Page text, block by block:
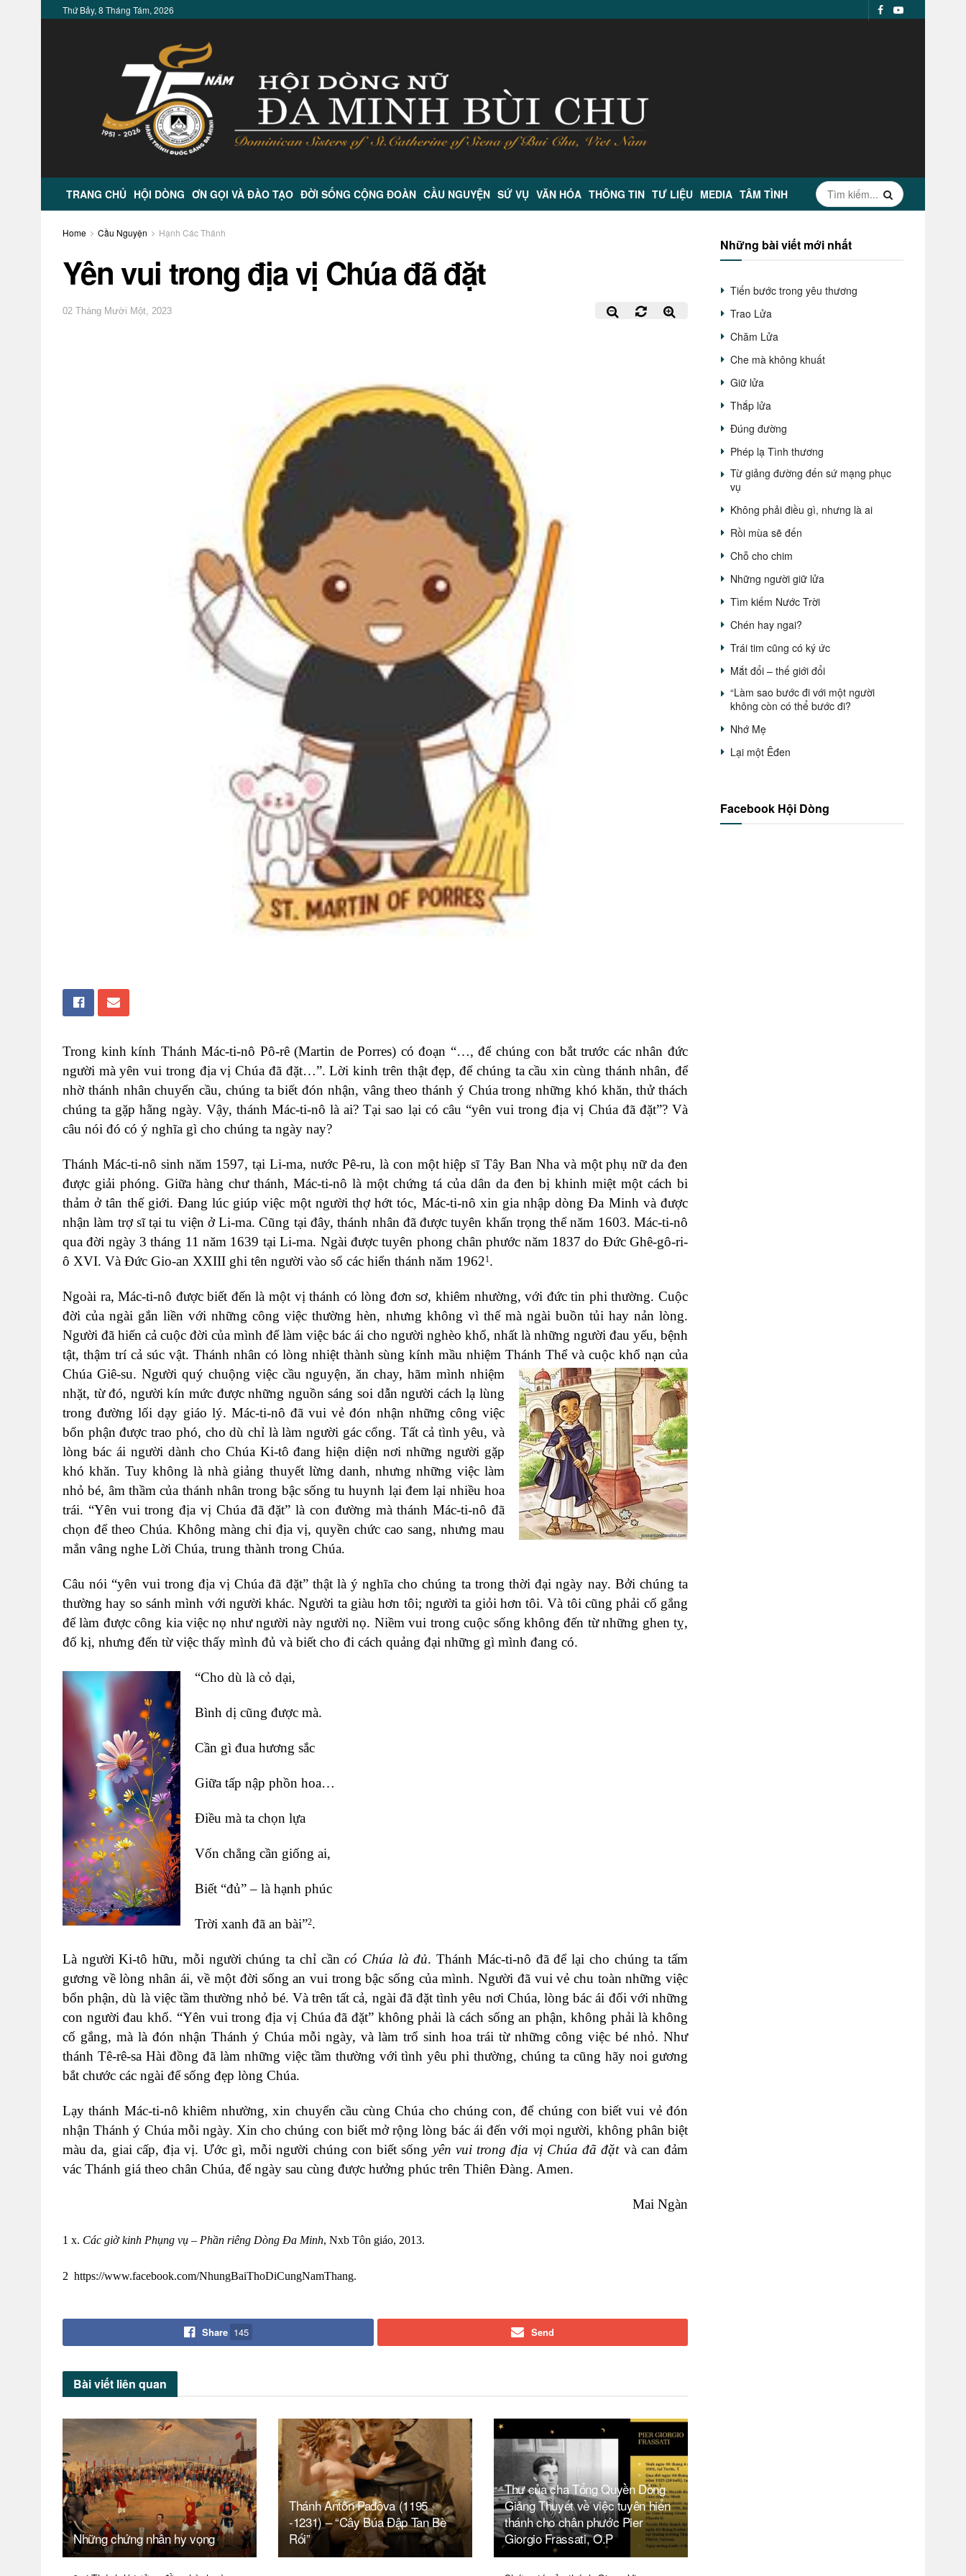
Thứ Bảy, 8 Tháng Tám, 2026
TRANG CHỦ HỘI DÒNG ƠN GỌI VÀ ĐÀO TẠO ĐỜI SỐNG CỘNG ĐOÀN CẦU NGUYỆN SỨ VỤ VĂN HÓA THÔNG TIN TƯ LIỆU MEDIA TÂM TÌNH
Home Cầu Nguyện Hạnh Các Thánh
Yên vui trong địa vị Chúa đã đặt
02 Tháng Mười Một, 2023
Trong kinh kính Thánh Mác-ti-nô Pô-rê (Martin de Porres) có đoạn “…, để chúng con bắt trước các nhân đức
người mà yên vui trong địa vị Chúa đã đặt…”. Lời kinh trên thật đẹp, để chúng ta cầu xin cùng thánh nhân, để
nhờ thánh nhân chuyển cầu, chúng ta biết đón nhận, vâng theo thánh ý Chúa trong những khó khăn, thử thách
chúng ta gặp hằng ngày. Vậy, thánh Mác-ti-nô là ai? Tại sao lại có câu “yên vui trong địa vị Chúa đã đặt”? Và
câu nói đó có ý nghĩa gì cho chúng ta ngày nay?
Thánh Mác-ti-nô sinh năm 1597, tại Li-ma, nước Pê-ru, là con một hiệp sĩ Tây Ban Nha và một phụ nữ da đen
được giải phóng. Giữa hàng chư thánh, Mác-ti-nô là một chứng tá của dân da đen bị khinh miệt một cách bi
thảm ở tân thế giới. Đang lúc giúp việc một người thợ hớt tóc, Mác-ti-nô xin gia nhập dòng Đa Minh và được
nhận làm trợ sĩ tại tu viện ở Li-ma. Cũng tại đây, thánh nhân đã được tuyên khấn trọng thể năm 1603. Mác-ti-nô
qua đời ngày 3 tháng 11 năm 1639 tại Li-ma. Ngài được tuyên phong chân phước năm 1837 do Đức Ghê-gô-ri-
ô XVI. Và Đức Gio-an XXIII ghi tên người vào sổ các hiển thánh năm 19621.
Ngoài ra, Mác-ti-nô được biết đến là một vị thánh có lòng đơn sơ, khiêm nhường, với đức tin phi thường. Cuộc
đời của ngài gắn liền với những công việc thường hèn, nhưng không vì thế mà ngài buồn tủi hay nản lòng.
Người đã hiến cả cuộc đời của mình để làm việc bác ái cho người nghèo khổ, nhất là những người đau yếu, bệnh
tật, thậm trí cả súc vật. Thánh nhân có lòng nhiệt thành sùng kính mầu nhiệm Thánh Thể và cuộc khổ nạn của
Chúa Giê-su. Người quý chuộng việc cầu nguyện, ăn chay, hãm mình nhiệm
nhặt, từ đó, người kín mức được những nguồn sáng soi dẫn người cách lạ lùng
trong đường lối dạy giáo lý. Mác-ti-nô đã vui vẻ đón nhận những công việc
bổn phận được trao phó, cho dù chỉ là làm người gác cổng. Tất cả tình yêu, và
lòng bác ái người dành cho Chúa Ki-tô đang hiện diện nơi những người gặp
khó khăn. Tuy không là nhà giảng thuyết lừng danh, nhưng những việc làm
nhỏ bé, âm thầm của thánh nhân trong bậc sống tu huynh lại đem lại nhiều hoa
trái. “Yên vui trong địa vị Chúa đã đặt” là con đường mà thánh Mác-ti-nô đã
chọn để theo Chúa. Không màng chi địa vị, quyền chức cao sang, nhưng mau
mắn vâng nghe Lời Chúa, trung thành trong Chúa.
Câu nói “yên vui trong địa vị Chúa đã đặt” thật là ý nghĩa cho chúng ta trong thời đại ngày nay. Bởi chúng ta
thường hay so sánh mình với người khác. Người ta giàu hơn tôi; người ta giỏi hơn tôi. Và tôi cũng phải cố gắng
để làm được công kia việc nọ như người này người nọ. Niềm vui trong cuộc sống không đến từ những ghen tỵ,
đố kị, nhưng đến từ việc thấy mình đủ và biết cho đi cách quảng đại những gì mình đang có.
“Cho dù là cỏ dại,
Bình dị cũng được mà.
Cần gì đua hương sắc
Giữa tấp nập phồn hoa…
Điều mà ta chọn lựa
Vốn chẳng cần giống ai,
Biết “đủ” – là hạnh phúc
Trời xanh đã an bài”2.
Là người Ki-tô hữu, mỗi người chúng ta chỉ cầncó Chúa là đủ. Thánh Mác-ti-nô đã để lại cho chúng ta tấm
gương về lòng nhân ái, về một đời sống an vui trong bậc sống của mình. Người đã vui vẻ chu toàn những việc
bổn phận, dù là việc tầm thường nhỏ bé. Và trên tất cả, ngài đã đặt tình yêu nơi Chúa, lòng bác ái đối với những
con người đau khổ. “Yên vui trong địa vị Chúa đã đặt” không phải là cách sống an phận, không phải là không
cố gắng, mà là đón nhận Thánh ý Chúa mỗi ngày, và làm trổ sinh hoa trái từ những công việc bé nhỏ. Như
thánh Tê-rê-sa Hài đồng đã làm những việc tầm thường với tình yêu phi thường, chúng ta cũng hãy noi gương
bắt chước các ngài để sống đẹp lòng Chúa.
Lạy thánh Mác-ti-nô khiêm nhường, xin chuyển cầu cùng Chúa cho chúng con, để chúng con biết vui vẻ đón
nhận Thánh ý Chúa mỗi ngày. Xin cho chúng con biết mở rộng lòng bác ái đến với mọi người, không phân biệt
màu da, giai cấp, địa vị. Ước gì, mỗi người chúng con biết sống yên vui trong địa vị Chúa đã đặt và can đảm
vác Thánh giá theo chân Chúa, để ngày sau cùng được hưởng phúc trên Thiên Đàng. Amen.
Mai Ngàn
1 x. Các giờ kinh Phụng vụ – Phần riêng Dòng Đa Minh, Nxb Tôn giáo, 2013.
2 https://www.facebook.com/NhungBaiThoDiCungNamThang.
Share 145 Send
Bài viết liên quan
Những chứng nhân hy vọng
Thánh Antôn Pađôva (1195
-1231) – “Cây Búa Đập Tan Bè
Rối”
Thư của cha Tổng Quyền Dòng
Giảng Thuyết về việc tuyên hiển
thánh cho chân phước Pier
Giorgio Frassati, O.P
Những bài viết mới nhất
Tiến bước trong yêu thương
Trao Lửa
Chăm Lửa
Che mà không khuất
Giữ lửa
Thắp lửa
Đúng đường
Phép lạ Tình thương
Từ giảng đường đến sứ mạng phục
vụ
Không phải điều gì, nhưng là ai
Rồi mùa sẽ đến
Chỗ cho chim
Những người giữ lửa
Tìm kiếm Nước Trời
Chén hay ngai?
Trái tim cũng có ký ức
Mắt đổi – thế giới đổi
“Làm sao bước đi với một người
không còn có thể bước đi?
Nhớ Mẹ
Lại một Êđen
Facebook Hội Dòng